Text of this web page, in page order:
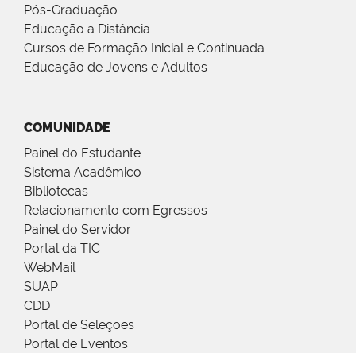
Pós-Graduação
Educação a Distância
Cursos de Formação Inicial e Continuada
Educação de Jovens e Adultos
COMUNIDADE
Painel do Estudante
Sistema Acadêmico
Bibliotecas
Relacionamento com Egressos
Painel do Servidor
Portal da TIC
WebMail
SUAP
CDD
Portal de Seleções
Portal de Eventos